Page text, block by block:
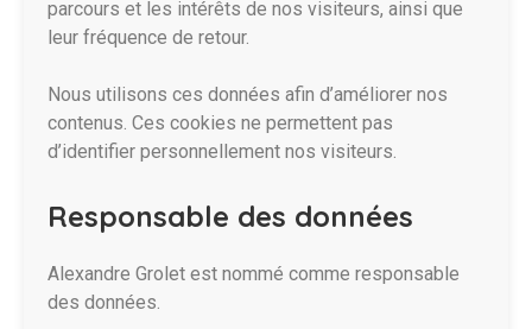
parcours et les intérêts de nos visiteurs, ainsi que
leur fréquence de retour.
Nous utilisons ces données afin d’améliorer nos
contenus. Ces cookies ne permettent pas
d’identifier personnellement nos visiteurs.
Responsable des données
Alexandre Grolet est nommé comme responsable
des données.